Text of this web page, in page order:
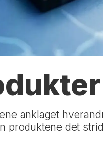
anklaget
produktene det